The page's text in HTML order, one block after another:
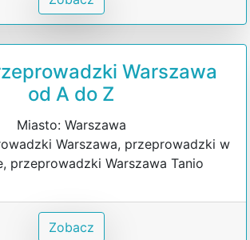
Warszawa
od A do Z
Miasto: Warszawa
Warszawa, przeprowadzki w
przeprowadzki Warszawa Tanio
Zobacz